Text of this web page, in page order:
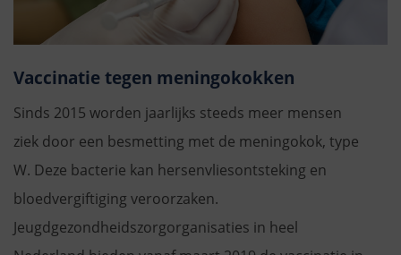
Vaccinatie tegen meningokokken
Sinds 2015 worden jaarlijks steeds meer mensen
ziek door een besmetting met de meningokok, type
W. Deze bacterie kan hersenvliesontsteking en
bloedvergiftiging veroorzaken.
Jeugdgezondheidszorgorganisaties in heel